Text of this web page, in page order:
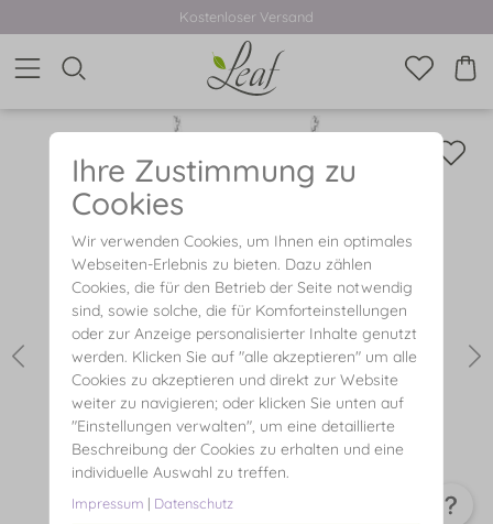
Kostenloser Versand
Ihre Zustimmung zu
Cookies
Wir verwenden Cookies, um Ihnen ein optimales
Webseiten-Erlebnis zu bieten. Dazu zählen
Cookies, die für den Betrieb der Seite notwendig
sind, sowie solche, die für Komforteinstellungen
oder zur Anzeige personalisierter Inhalte genutzt
werden. Klicken Sie auf "alle akzeptieren" um alle
Cookies zu akzeptieren und direkt zur Website
weiter zu navigieren; oder klicken Sie unten auf
"Einstellungen verwalten", um eine detaillierte
Beschreibung der Cookies zu erhalten und eine
individuelle Auswahl zu treffen.
Impressum | Datenschutz